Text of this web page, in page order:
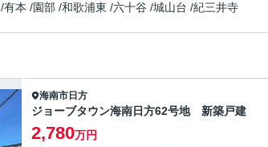
/有本 /園部 /和歌浦東 /六十谷 /城山台 /紀三井寺
海南市 日方
ジョーブタウン海南日方62号地 新築戸建
2,780万円